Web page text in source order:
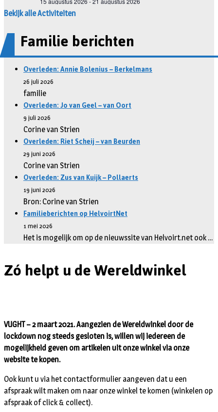
Bekijk alle Activiteiten
Familie berichten
Overleden: Annie Bolenius – Berkelmans
26 juli 2026
familie
Overleden: Jo van Geel – van Oort
9 juli 2026
Corine van Strien
Overleden: Riet Scheij – van Beurden
29 juni 2026
Corine van Strien
Overleden: Zus van Kuijk – Pollaerts
19 juni 2026
Bron: Corine van Strien
Familieberichten op HelvoirtNet
1 mei 2026
Het is mogelijk om op de nieuwssite van Helvoirt.net ook …
Zó helpt u de Wereldwinkel
VUGHT – 2 maart 2021. Aangezien de Wereldwinkel door de
lockdown nog steeds gesloten is, willen wij iedereen de
mogelijkheid geven om artikelen uit onze winkel via onze
website te kopen.
Ook kunt u via het contactformulier aangeven dat u een
afspraak wilt maken om naar onze winkel te komen (winkelen op
afspraak of click & collect).